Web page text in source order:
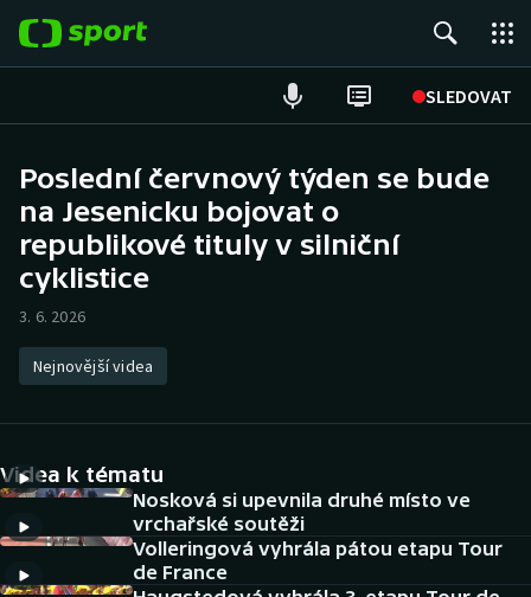
SLEDOVAT
Hokej
Tenis
Atletika
Cyklistika
Americký fotbal
Baseball a softbal
NEPŘEHLÉDNĚTE
Soutěže
Poslední červnový týden se bude
na Jesenicku bojovat o
republikové tituly v silniční
cyklistice
3. 6. 2026
Nejnovější videa
Videa k tématu
Nosková si upevnila druhé místo ve
vrchařské soutěži
Volleringová vyhrála pátou etapu Tour
de France